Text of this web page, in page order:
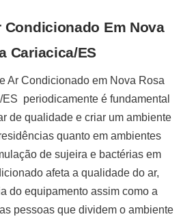
Condicionado Em Nova
Cariacica/ES
Ar Condicionado em Nova Rosa
ES periodicamente é fundamental
de qualidade e criar um ambiente
quanto em ambientes
de sujeira e bactérias em
afeta a qualidade do ar,
do equipamento assim como a
pessoas que dividem o ambiente